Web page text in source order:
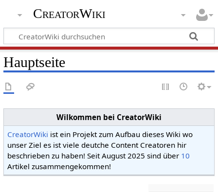
CreatorWiki
Hauptseite
Wilkommen bei CreatorWiki
CreatorWiki ist ein Projekt zum Aufbau dieses Wiki wo
unser Ziel es ist viele deutche Content Creatoren hir
beschrieben zu haben! Seit August 2025 sind über 10
Artikel zusammengekommen!